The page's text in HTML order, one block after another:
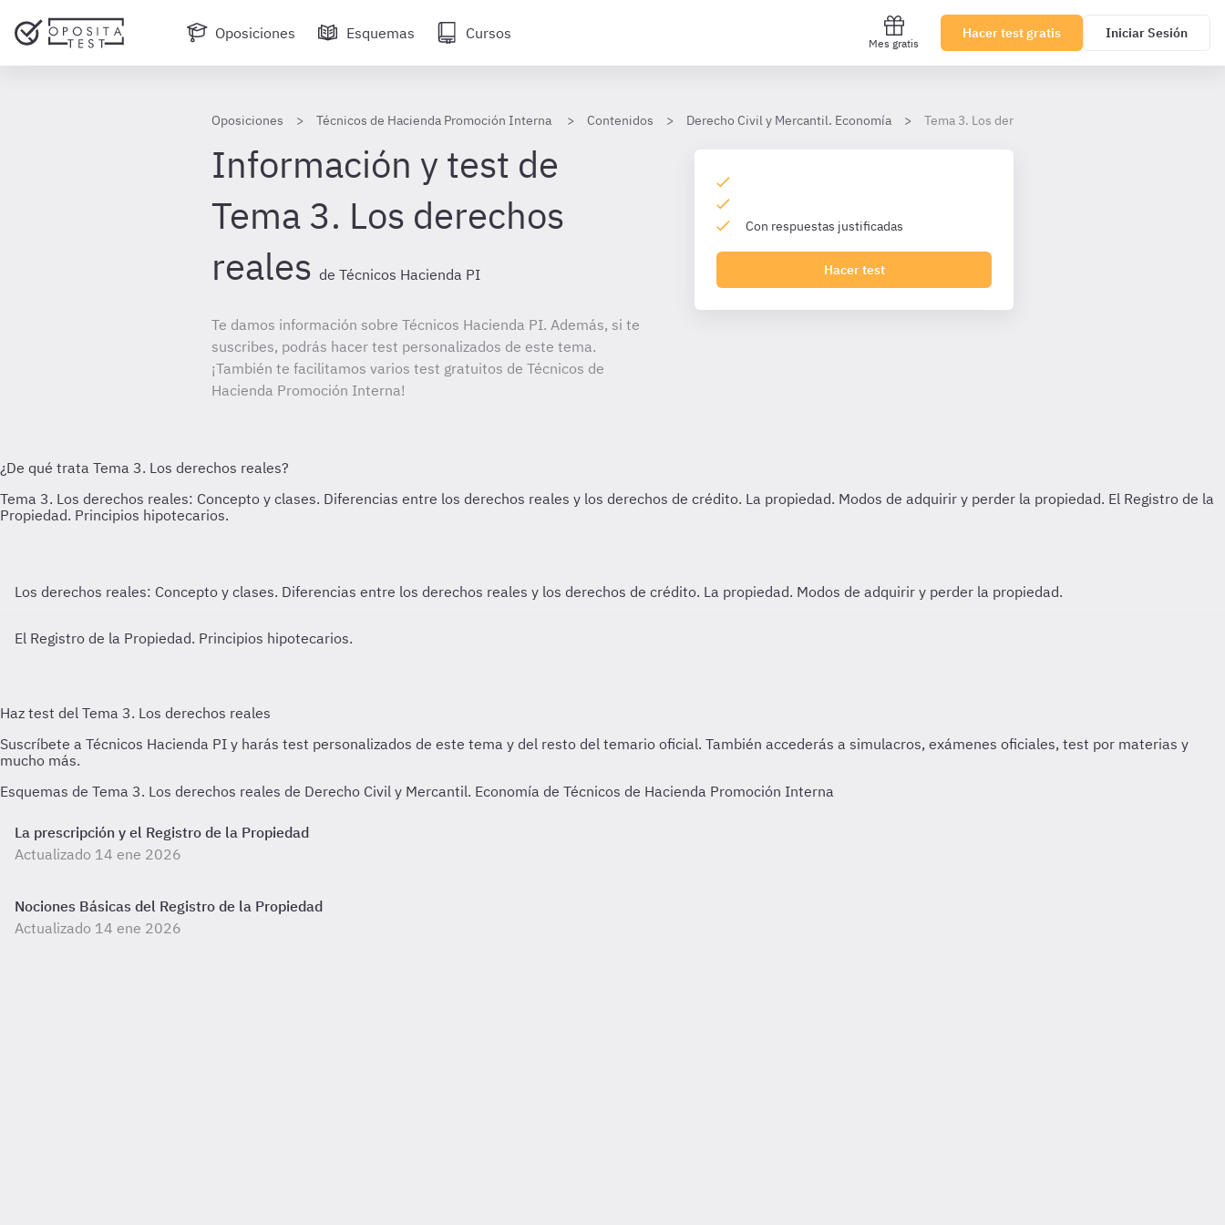
Oposiciones Esquemas Cursos
Mes gratis
Hacer test gratis Iniciar Sesión
Oposiciones Técnicos de Hacienda Promoción Interna Contenidos Derecho Civil y Mercantil. Economía Tema 3. Los derechos reales
Información y test de
Tema 3. Los derechos
reales de Técnicos Hacienda PI
Te damos información sobre Técnicos Hacienda PI. Además, si te
suscribes, podrás hacer test personalizados de este tema.
¡También te facilitamos varios test gratuitos de Técnicos de
Hacienda Promoción Interna!
Con respuestas justificadas
Hacer test
Los derechos reales: Concepto y clases. Diferencias entre los derechos reales y los derechos de crédito. La propiedad. Modos de adquirir y perder la propiedad.
El Registro de la Propiedad. Principios hipotecarios.
Esquemas de Tema 3. Los derechos reales de Derecho Civil y Mercantil. Economía de Técnicos de Hacienda Promoción Interna
La prescripción y el Registro de la Propiedad
Actualizado 14 ene 2026
Nociones Básicas del Registro de la Propiedad
Actualizado 14 ene 2026